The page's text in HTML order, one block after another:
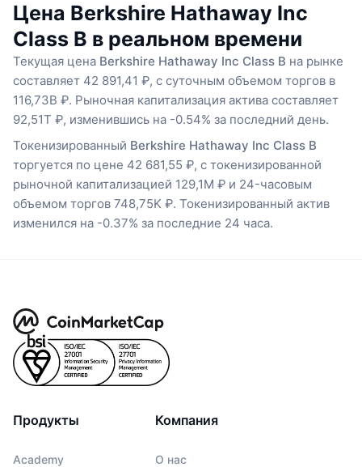
Цена Berkshire Hathaway Inc
Class B в реальном времени
Текущая цена Berkshire Hathaway Inc Class B на рынке
составляет 42 891,41 ₽, с суточным объемом торгов в
116,73B ₽. Рыночная капитализация актива составляет
92,51T ₽, изменившись на -0.54% за последний день.
Токенизированный Berkshire Hathaway Inc Class B
торгуется по цене 42 681,55 ₽, с токенизированной
рыночной капитализацией 129,1M ₽ и 24-часовым
объемом торгов 748,75K ₽. Токенизированный актив
изменился на -0.37% за последние 24 часа.
Продукты
Academy
Компания
О нас